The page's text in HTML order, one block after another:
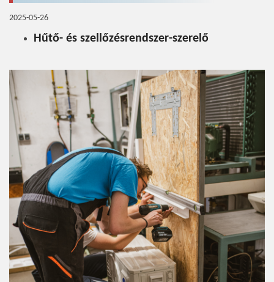
2025-05-26
Hűtő- és szellőzésrendszer-szerelő